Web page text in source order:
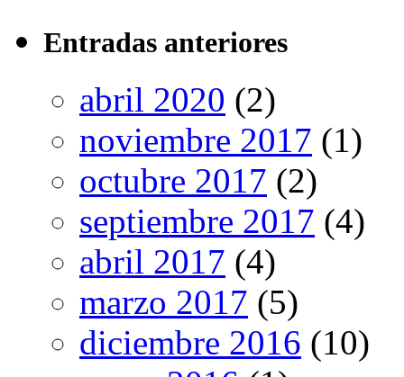
Entradas anteriores
abril 2020 (2)
noviembre 2017 (1)
octubre 2017 (2)
septiembre 2017 (4)
abril 2017 (4)
marzo 2017 (5)
diciembre 2016 (10)